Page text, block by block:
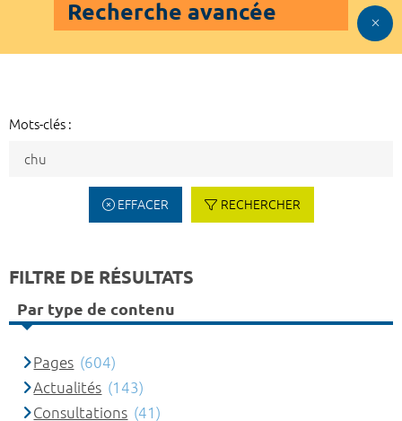
Recherche avancée
Mots-clés :
EFFACER RECHERCHER
FILTRE DE RÉSULTATS
Par type de contenu
Pages (604)
Actualités (143)
Consultations (41)